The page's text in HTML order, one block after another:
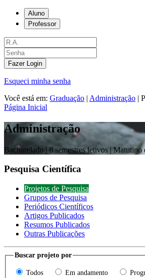
Aluno
Professor
Fazer Login
Esqueci minha senha
Você está em: Graduação | Administração |
Página Inicial
Administração
Bacharelado | 8 semestres letivos |
Pesquisa Científica
Projetos de Pesquisa
Grupos de Pesquisa
Periódicos Científicos
Artigos Publicados
Resumos Publicados
Outras Publicações
Buscar projeto por
Todos Em andamento